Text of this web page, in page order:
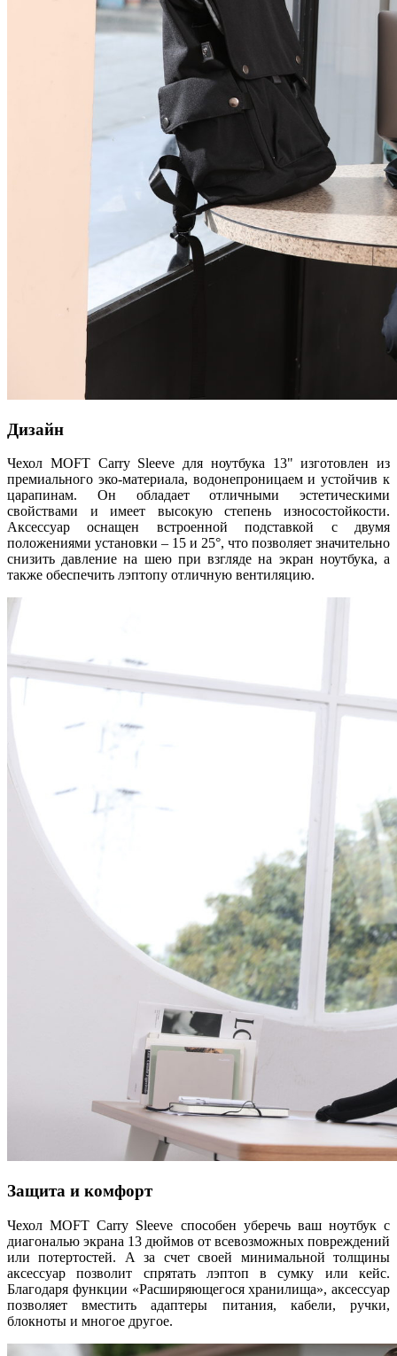
Дизайн
Чехол MOFT Carry Sleeve для ноутбука 13" изготовлен из
премиального эко-материала, водонепроницаем и устойчив к
царапинам. Он обладает отличными эстетическими
свойствами и имеет высокую степень износостойкости.
Аксессуар оснащен встроенной подставкой с двумя
положениями установки – 15 и 25°, что позволяет значительно
снизить давление на шею при взгляде на экран ноутбука, а
также обеспечить лэптопу отличную вентиляцию.
Защита и комфорт
Чехол MOFT Carry Sleeve способен уберечь ваш ноутбук с
диагональю экрана 13 дюймов от всевозможных повреждений
или потертостей. А за счет своей минимальной толщины
аксессуар позволит спрятать лэптоп в сумку или кейс.
Благодаря функции «Расширяющегося хранилища», аксессуар
позволяет вместить адаптеры питания, кабели, ручки,
блокноты и многое другое.